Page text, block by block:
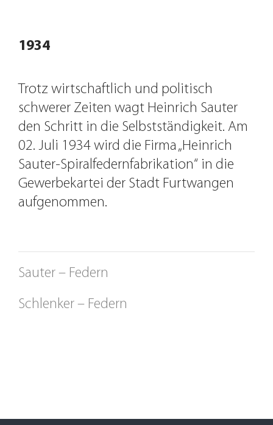
1934
Trotz wirtschaftlich und politisch
schwerer Zeiten wagt Heinrich Sauter
den Schritt in die Selbstständigkeit. Am
02. Juli 1934 wird die Firma „Heinrich
Sauter-Spiralfedernfabrikation“ in die
Gewerbekartei der Stadt Furtwangen
aufgenommen.
1934
Sauter – Federn
Schlenker – Federn